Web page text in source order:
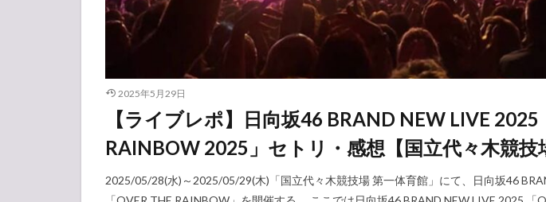
2025年5月29日
【ライブレポ】日向坂46 BRAND NEW LIVE 2025
RAINBOW 2025」セトリ・感想【国立代々木競技
2025/05/28(水)～2025/05/29(木)「国立代々木競技場 第一体育館」にて、日向坂46